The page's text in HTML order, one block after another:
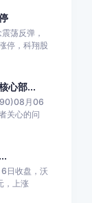
荡反弹，
停，科翔股
心部...
月06
关心的问
日收盘，沃
，上涨